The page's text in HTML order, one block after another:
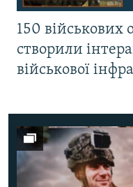
150 військових
створили
військової